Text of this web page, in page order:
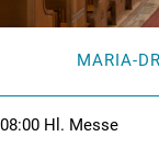
08:00 Hl. Messe